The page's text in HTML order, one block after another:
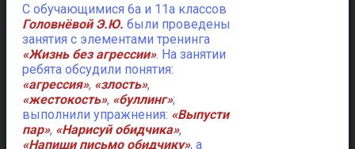
С обучающимися 6а и 11а классов
Головнёвой Э.Ю. были проведены
занятия с элементами тренинга
«Жизнь без агрессии». На занятии
ребята обсудили понятия:
«агрессия», «злость»,
«жестокость», «буллинг»;
выполнили упражнения: «Выпусти
пар», «Нарисуй обидчика»,
«Напиши письмо обидчику», а